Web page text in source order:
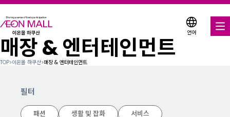
언어
음식 & 음료
다양한 매장에서 이용 가능한 쿠폰
매장 & 엔터테인먼트
TOP>이온몰 하쿠산>매장 & 엔터테인먼트
필터
패션 생활 및 잡화
서비스